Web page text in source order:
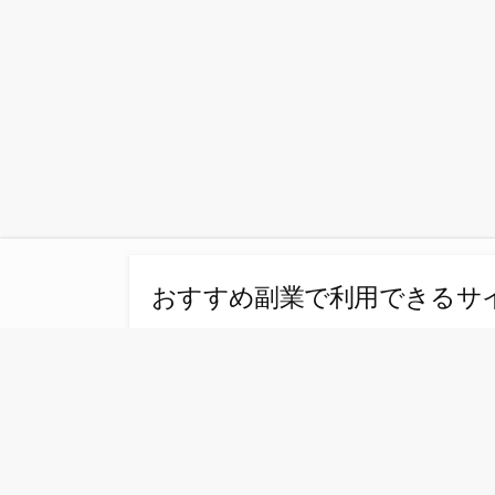
おすすめ副業で利用できるサ